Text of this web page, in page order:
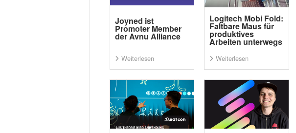
Joyned ist
Promoter Member
der Avnu Alliance
Weiterlesen
Logitech Mobi Fold:
Faltbare Maus für
produktives
Arbeiten unterwegs
Weiterlesen